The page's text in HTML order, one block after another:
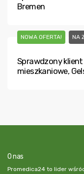
Bremen
NOWA OFERTA! NA
Sprawdzony
mieszkaniowe,
O nas
Promedica24 to lider